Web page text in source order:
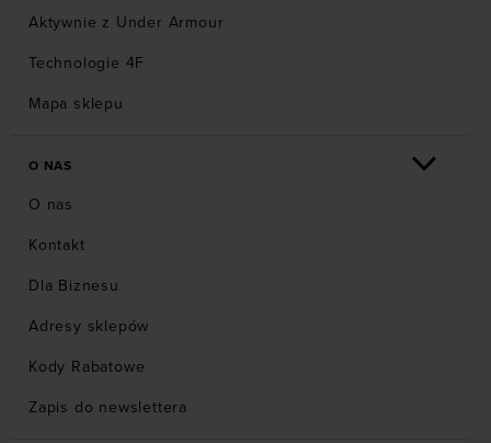
Aktywnie z Under Armour
Technologie 4F
Mapa sklepu
O NAS
O nas
Kontakt
Dla Biznesu
Adresy sklepów
Kody Rabatowe
Zapis do newslettera